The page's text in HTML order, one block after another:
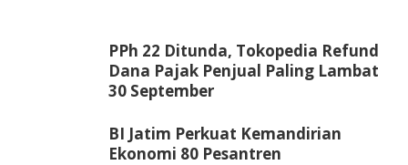
PPh 22 Ditunda, Tokopedia Refund
Dana Pajak Penjual Paling Lambat
30 September
BI Jatim Perkuat Kemandirian
Ekonomi 80 Pesantren